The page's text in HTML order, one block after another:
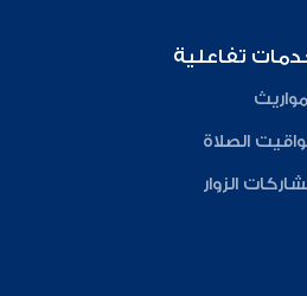
تفاعلية
الصلاة
الزوار